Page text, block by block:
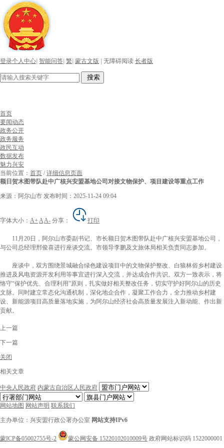
登录个人中心 智能问答 繁 蒙古文版 无障碍阅读 长者版
搜索
首页
要闻动态
政务公开
政务服务
政民互动
数据发布
魅力兴安
当前位置： 首页 /详细信息页面
额日贺木图带队赴中广核兴安盟基地公司对接文物保护、项目建设等重点工作
来源：阿尔山市 发布时间：2025-11-24 09:04
字体大小： A+ AA- 分享： 打印
11月20日，阿尔山市委副书记、市长额日贺木图带队赴中广核兴安盟基地公司，
与公司总经理邢俊喜进行座谈交流。市领导李鹏及文旅体局相关负责同志参加。
座谈中，双方围绕景城融合绿色建设项目中的文物保护整改、白狼林俗乡村建设
推进及风电资源开发利用等事宜进行深入交流，并达成合作共识。双方一致表示，将
恪守“保护优先、合理利用”原则，扎实做好相关整改任务，切实守护好阿尔山的历史
文脉。同时建立常态化沟通机制，深化地企合作，凝聚工作合力，全力推动乡村建
设、新能源项目高质量落地实施，为阿尔山经济社会高质量发展注入新动能、作出新
贡献。
上一篇
下一篇
关闭
相关文章
中央人民政府 内蒙古自治区人民政府
网站地图 网站声明 联系我们
主办单位：兴安盟行政公署办公室 网站支持IPv6
蒙ICP备05002755号-2 蒙公网安备 15220102010009号 政府网站标识码 1522000001